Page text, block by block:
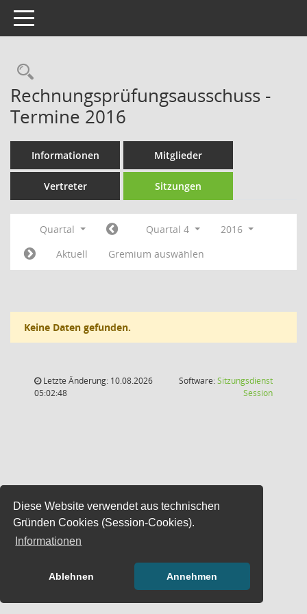
Diese Website verwendet aus technischen
Gründen Cookies (Session-Cookies).
Informationen
Ablehnen Annehmen
Toggle navigation
Rechercheauswahl
Rechnungsprüfungsausschuss -
Termine 2016
Informationen Mitglieder
Vertreter Sitzungen
Quartal Quartal 4
2016
Aktuell
Gremium auswählen
Keine Daten gefunden.
Letzte Änderung: 10.08.2026
05:02:48
Software:Sitzungsdienst
Session(Wird in